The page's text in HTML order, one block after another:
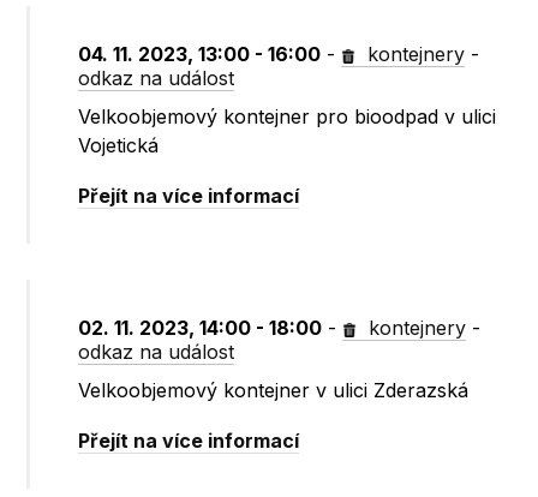
04. 11. 2023, 13:00 - 16:00 - kontejnery -
odkaz na událost
Velkoobjemový kontejner pro bioodpad v ulici
Vojetická
Přejít na více informací
02. 11. 2023, 14:00 - 18:00 - kontejnery -
odkaz na událost
Velkoobjemový kontejner v ulici Zderazská
Přejít na více informací